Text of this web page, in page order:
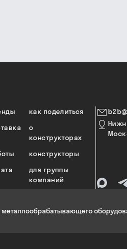
как поделиться
о
конструкторах
конструкторы
для группы
компаний